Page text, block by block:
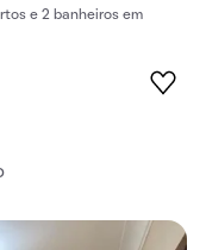
e 2 banheiros em